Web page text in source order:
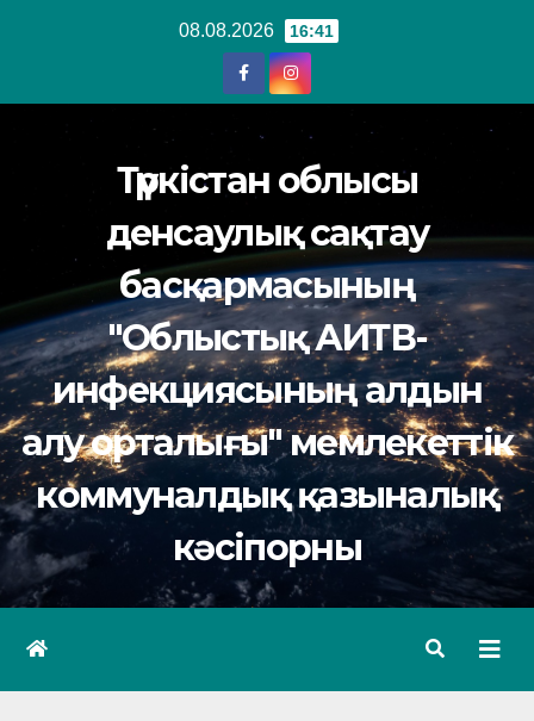
08.08.2026 16:41
Түркістан облысы
денсаулық сақтау
басқармасының
"Облыстық АИТВ-
инфекциясының алдын
алу орталығы" мемлекеттік
коммуналдық қазыналық
кәсіпорны